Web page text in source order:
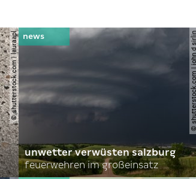
© shutterstock.com | lauraapl ©
unwetter verwüsten salzburg
feuerwehren im großeinsatz